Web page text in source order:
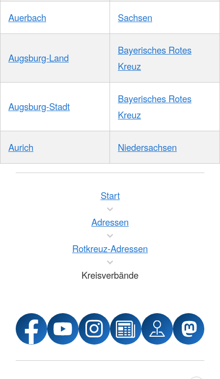
Auerbach Sachsen
Augsburg-Land
Bayerisches Rotes
Kreuz
Augsburg-Stadt
Bayerisches Rotes
Kreuz
Aurich Niedersachsen
Start
Adressen
Rotkreuz-Adressen
Kreisverbände